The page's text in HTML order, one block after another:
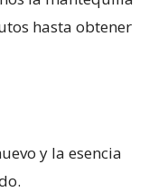
hasta obtener
y la esencia